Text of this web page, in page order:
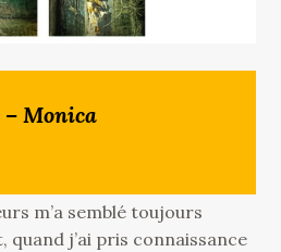
– Monica
m’a semblé toujours
quand j’ai pris connaissance